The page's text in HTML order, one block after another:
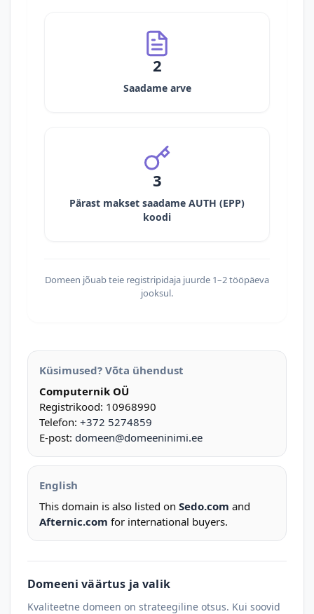
2
Saadame arve
3
Pärast makset saadame AUTH (EPP)
koodi
Domeen jõuab teie registripidaja juurde 1–2 tööpäeva
jooksul.
Küsimused? Võta ühendust
Computernik OÜ
Registrikood: 10968990
Telefon: +372 5274859
E-post: domeen@domeeninimi.ee
English
This domain is also listed on Sedo.com and
Afternic.com for international buyers.
Domeeni väärtus ja valik
Kvaliteetne domeen on strateegiline otsus. Kui soovid